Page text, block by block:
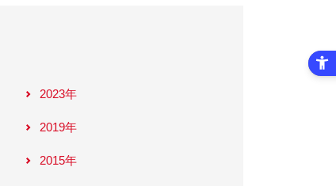
2023年
2019年
2015年